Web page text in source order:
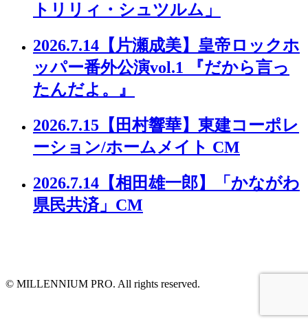
トリリィ・シュツルム」
2026.7.14 【片瀬成美】皇帝ロックホ
ッパー番外公演vol.1 『だから言っ
たんだよ。』
2026.7.15 【田村響華】東建コーポレ
ーション/ホームメイト CM
2026.7.14 【相田雄一郎】「かながわ
県民共済」CM
© MILLENNIUM PRO. All rights reserved.